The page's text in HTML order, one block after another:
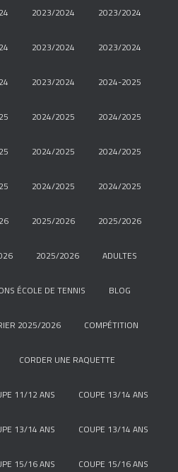
2023/2024 2023/2024
2023/2024 2023/2024
2023/2024 2024-2025
2024/2025 2024/2025
2024/2025 2024/2025
2024/2025 2024/2025
2025/2026 2025/2026
2025/2026 ADULTES
ÉCOLE DE TENNIS BLOG
2025/2026 COMPÉTITION
CORDER UNE RAQUETTE
11/12 ANS COUPE 13/14 ANS
13/14 ANS COUPE 13/14 ANS
15/16 ANS COUPE 15/16 ANS